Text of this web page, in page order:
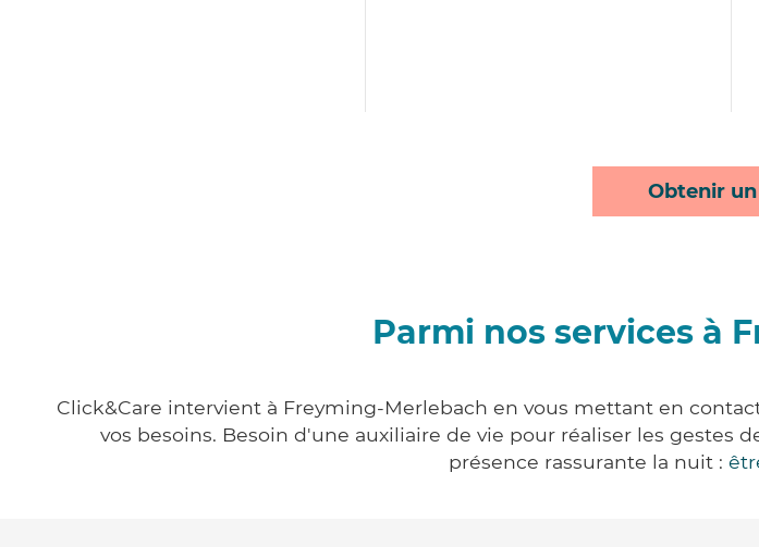
Obtenir
Parmi nos services à
Click&Care intervient à Freyming-Merlebach en vous mettant en
vos besoins. Besoin d'une auxiliaire de vie pour réaliser les
présence rassurante la nuit :